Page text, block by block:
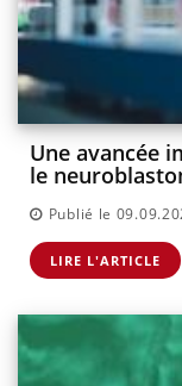
Une avancée
le
Publié le
LIRE L'ARTICLE